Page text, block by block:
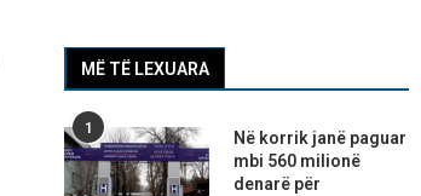
MË TË LEXUARA
1
Në korrik janë paguar
mbi 560 milionë
denarë për